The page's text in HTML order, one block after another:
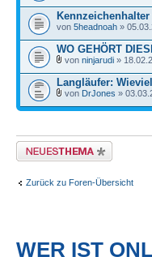
von 5headnoah »
WO GEHÖRT
von ninjarudi »
Langläufer:
von DrJones »
Neues Thema erstellen
Zurück zu Foren-Übersicht
WER IST